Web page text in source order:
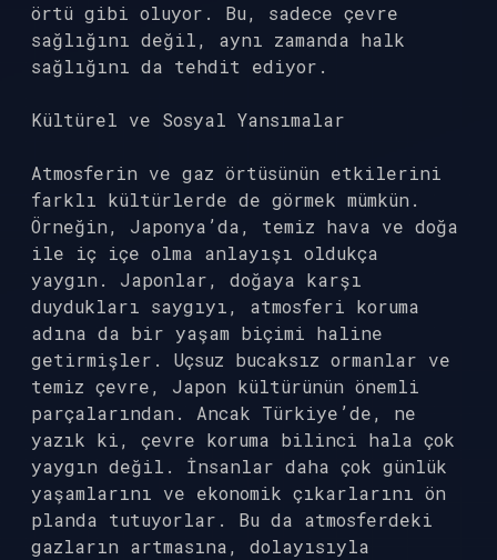
örtü gibi oluyor. Bu, sadece çevre
sağlığını değil, aynı zamanda halk
sağlığını da tehdit ediyor.
Kültürel ve Sosyal Yansımalar
Atmosferin ve gaz örtüsünün etkilerini
farklı kültürlerde de görmek mümkün.
Örneğin, Japonya’da, temiz hava ve doğa
ile iç içe olma anlayışı oldukça
yaygın. Japonlar, doğaya karşı
duydukları saygıyı, atmosferi koruma
adına da bir yaşam biçimi haline
getirmişler. Uçsuz bucaksız ormanlar ve
temiz çevre, Japon kültürünün önemli
parçalarından. Ancak Türkiye’de, ne
yazık ki, çevre koruma bilinci hala çok
yaygın değil. İnsanlar daha çok günlük
yaşamlarını ve ekonomik çıkarlarını ön
planda tutuyorlar. Bu da atmosferdeki
gazların artmasına, dolayısıyla